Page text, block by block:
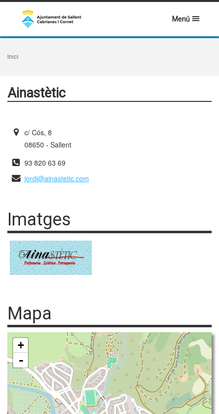
Menú
Inici
Ainastètic
c/ Cós, 8
08650 - Sallent
93 820 63 69
jordi@ainastetic.com
Imatges
Mapa
+
-